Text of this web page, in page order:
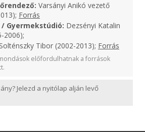
Varsányi Anikó vezető
Forrás
Gyermekstúdió: Dezsényi Katalin
2006);
Solténszky Tibor (2002-2013); Forrás
előfordulhatnak a források
Jelezd a nyitólap alján levő